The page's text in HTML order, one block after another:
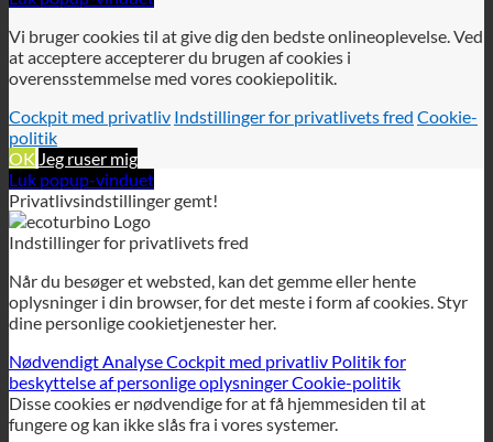
Cockpit med privatliv
Indstillinger for privatlivets fred
Cookie-
politik
OKJeg ruser mig
Luk popup-vinduet
Privatlivsindstillinger gemt!
Indstillinger for privatlivets fred
Når du besøger et websted, kan det gemme eller hente
oplysninger i din browser, for det meste i form af cookies. Styr
dine personlige cookietjenester her.
Nødvendigt
Analyse Cockpit med privatliv
Politik for
beskyttelse af personlige oplysningerCookie-politik
Disse cookies er nødvendige for at få hjemmesiden til at
fungere og kan ikke slås fra i vores systemer.
GDPRGDPR
For at muliggøre GDPR-tjenesten på dette websted bruger vi
følgende teknisk nødvendige cookies: